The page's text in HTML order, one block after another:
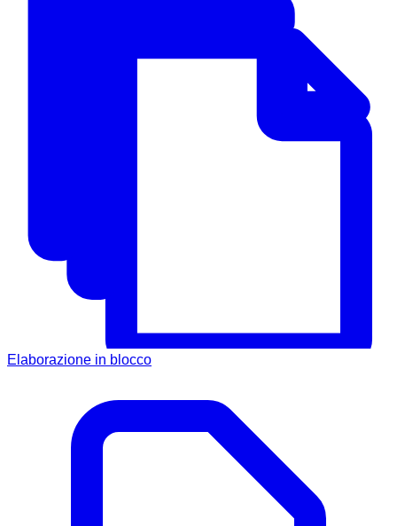
Elaborazione in blocco